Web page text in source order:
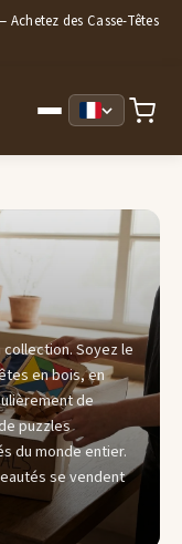
des Casse-Têtes
Soyez le
en bois, en
de
puzzles
du monde entier.
se vendent